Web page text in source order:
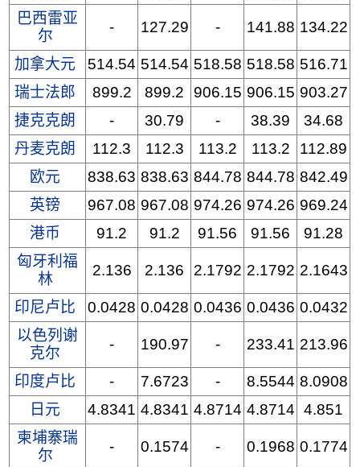
巴西雷亚
尔
- 127.29 - 141.88 134.22
加拿大元 514.54 514.54 518.58 518.58 516.71
瑞士法郎
899.2 899.2 906.15 906.15 903.27
捷克克朗
- 30.79 - 38.39
34.68
丹麦克朗
112.3 112.3 113.2 113.2
112.89
欧元
838.63 838.63 844.78 844.78 842.49
英镑
967.08 967.08 974.26 974.26 969.24
港币
91.2 91.2 91.56 91.56
91.28
匈牙利福
林
2.136 2.136 2.1792 2.1792 2.1643
印尼卢比 0.0428 0.0428 0.0436 0.0436 0.0432
以色列谢
克尔
- 190.97 - 233.41 213.96
印度卢比 - 7.6723 - 8.5544 8.0908
日元
4.8341 4.8341 4.8714 4.8714 4.851
柬埔寨瑞
尔
- 0.1574 - 0.1968 0.1774